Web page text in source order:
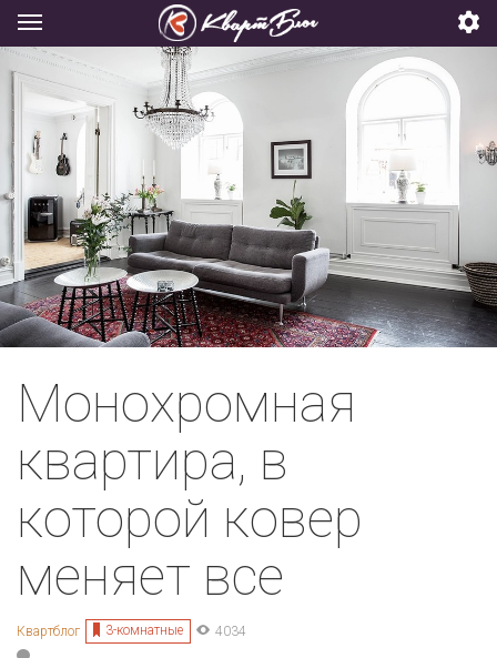
Монохромная
квартира, в
которой ковер
меняет все
Квартблог 3-комнатные 4034